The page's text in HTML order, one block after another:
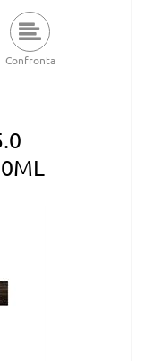
Confronta